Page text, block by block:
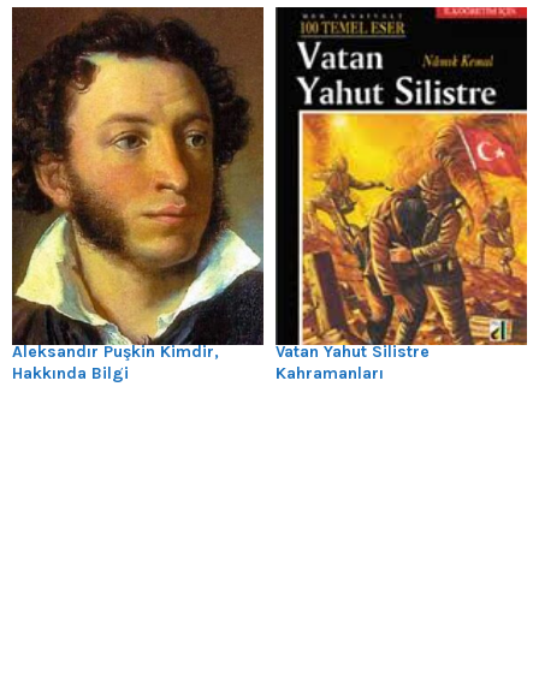
Aleksandır Puşkin Kimdir,
Hakkında Bilgi
Vatan Yahut Silistre
Kahramanları